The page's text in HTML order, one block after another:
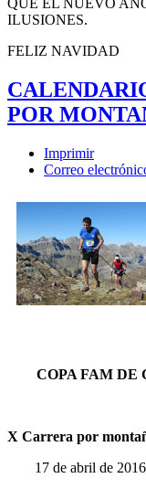
ILUSIONES.
FELIZ NAVIDAD
POR
Imprimir
Correo
COPA FAM DE
X Carrera por
17 de abril de 2016